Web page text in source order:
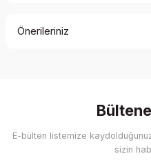
Önerileriniz
Görüş ve önerileriniz için
Ürün resmi kalitesiz, bozuk
E-bülten listemize
sizin